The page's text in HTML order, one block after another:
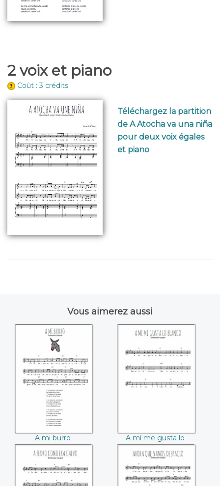
2 voix et piano
Coût : 3 crédits
Téléchargez la partition
de A Atocha va una niña
pour deux voix égales
et piano
Vous aimerez aussi
A mi burro
A mi burro
A mí me gusta lo
blanco
A mí me gusta lo
blanco
A Pedro como era
Ahora que vamos